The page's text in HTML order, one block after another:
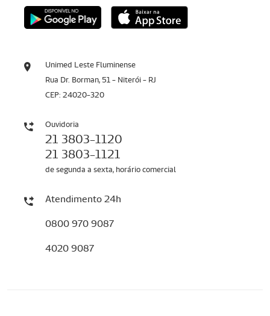
Unimed Leste Fluminense
Rua Dr. Borman, 51 - Niterói - RJ
CEP: 24020-320
Ouvidoria
21 3803-1120
21 3803-1121
de segunda a sexta, horário comercial
Atendimento 24h
0800 970 9087
4020 9087